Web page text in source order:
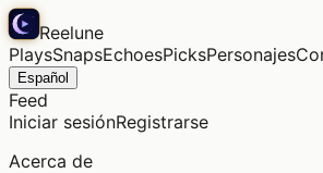
Reelune
PlaysSnapsEchoesPicksPersonajes
Español
Feed
Iniciar sesiónRegistrarse
Acerca de